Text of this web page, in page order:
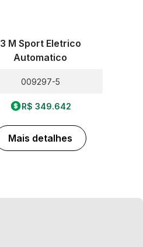
3 M Sport Eletrico
Automatico
009297-5
R$ 349.642
Mais detalhes